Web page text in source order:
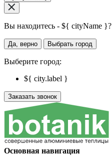
Вы находитесь - ${ cityName }?
Да, верно Выбрать город
Выберите город:
${ city.label }
Заказать звонок
Основная навигация